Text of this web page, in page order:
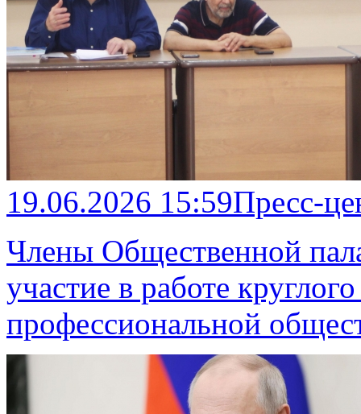
19.06.2026 15:59Пресс-
Члены Общественной
участие в работе
профессиональной